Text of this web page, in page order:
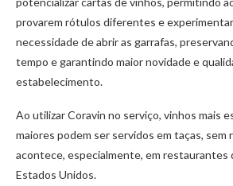
provarem rótulos diferentes e
necessidade de abrir as garrafas,
tempo e garantindo maior novidade e
estabelecimento.
Ao utilizar Coravin no serviço, vinhos mais
maiores podem ser servidos em taças, sem
acontece, especialmente, em restaurantes
Estados Unidos.